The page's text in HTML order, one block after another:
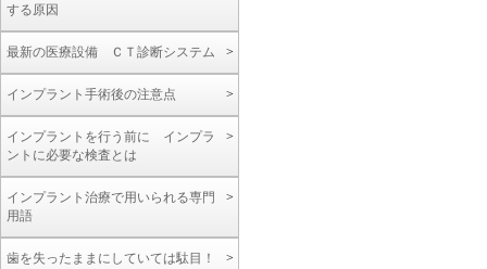
する原因
最新の医療設備 ＣＴ診断システム
インプラント手術後の注意点
インプラントを行う前に インプラ
ントに必要な検査とは
インプラント治療で用いられる専門
用語
歯を失ったままにしていては駄目！